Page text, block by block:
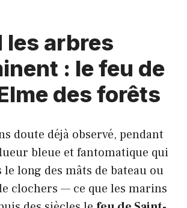
les arbres
: le feu de
des forêts
doute déjà observé, pendant
bleue et fantomatique qui
long des mâts de bateau ou
clochers — ce que les marins